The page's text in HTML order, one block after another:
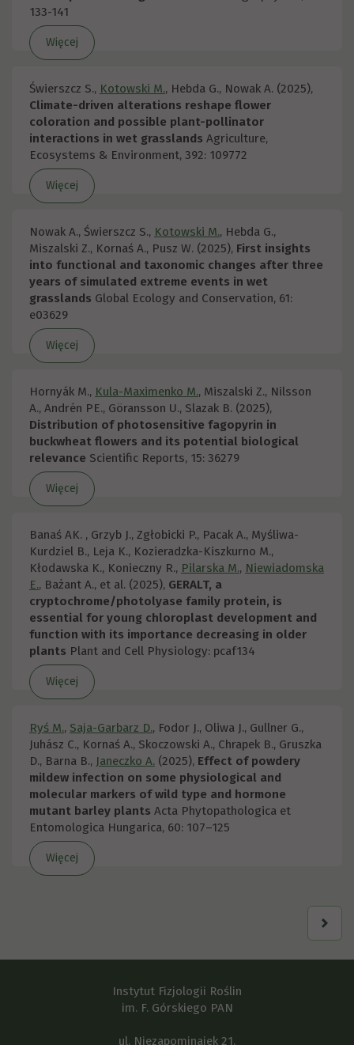
133-141
Więcej
Świerszcz S., Kotowski M., Hebda G., Nowak A. (2025),
Climate-driven alterations reshape flower
coloration and possible plant-pollinator
interactions in wet grasslands Agriculture,
Ecosystems & Environment, 392: 109772
Więcej
Nowak A., Świerszcz S., Kotowski M., Hebda G.,
Miszalski Z., Kornaś A., Pusz W. (2025), First insights
into functional and taxonomic changes after three
years of simulated extreme events in wet
grasslands Global Ecology and Conservation, 61:
e03629
Więcej
Hornyák M., Kula-Maximenko M., Miszalski Z., Nilsson
A., Andrén PE., Göransson U., Slazak B. (2025),
Distribution of photosensitive fagopyrin in
buckwheat flowers and its potential biological
relevance Scientific Reports, 15: 36279
Więcej
Banaś AK. , Grzyb J., Zgłobicki P., Pacak A., Myśliwa-
Kurdziel B., Leja K., Kozieradzka-Kiszkurno M.,
Kłodawska K., Konieczny R., Pilarska M., Niewiadomska
E., Bażant A., et al. (2025), GERALT, a
cryptochrome/photolyase family protein, is
essential for young chloroplast development and
function with its importance decreasing in older
plants Plant and Cell Physiology: pcaf134
Więcej
Ryś M., Saja-Garbarz D., Fodor J., Oliwa J., Gullner G.,
Juhász C., Kornaś A., Skoczowski A., Chrapek B., Gruszka
D., Barna B., Janeczko A. (2025), Effect of powdery
mildew infection on some physiological and
molecular markers of wild type and hormone
mutant barley plants Acta Phytopathologica et
Entomologica Hungarica, 60: 107–125
Więcej
Instytut Fizjologii Roślin
im. F. Górskiego PAN
ul. Niezapominajek 21,